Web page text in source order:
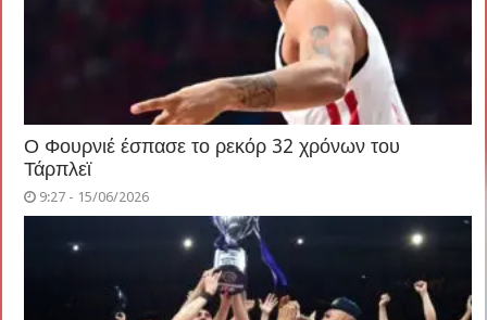
Ο Φουρνιέ έσπασε το ρεκόρ 32 χρόνων του
Τάρπλεϊ
9:27 - 15/06/2026